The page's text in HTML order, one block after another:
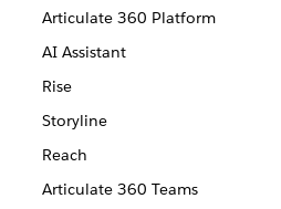
Articulate 360 Platform
AI Assistant
Rise
Storyline
Reach
Articulate 360 Teams